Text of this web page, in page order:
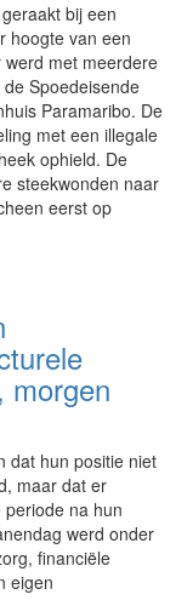
bij een
hoogte van een
werd met meerdere
Spoedeisende
Paramaribo. De
met een illegale
ophield. De
steekwonden naar
eerst op
morgen
dat hun positie niet
maar dat er
na hun
werd onder
financiële
eigen